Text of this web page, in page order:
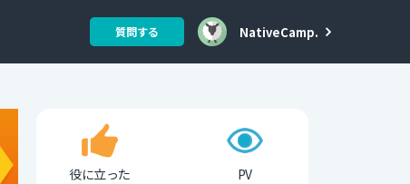
質問する NativeCamp.
役に立った PV